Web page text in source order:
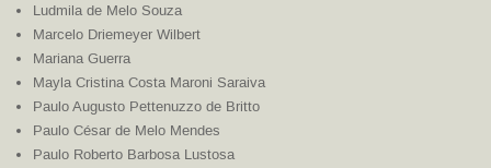
Ludmila de Melo Souza
Marcelo Driemeyer Wilbert
Mariana Guerra
Mayla Cristina Costa Maroni Saraiva
Paulo Augusto Pettenuzzo de Britto
Paulo César de Melo Mendes
Paulo Roberto Barbosa Lustosa